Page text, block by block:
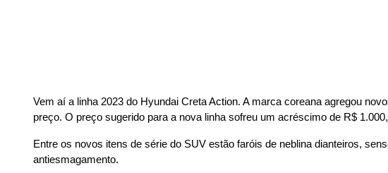
Vem aí a linha 2023 do Hyundai Creta Action. A marca coreana agregou
preço. O preço sugerido para a nova linha sofreu um acréscimo de R$
Entre os novos itens de série do SUV estão faróis de neblina dianteiros,
antiesmagamento.